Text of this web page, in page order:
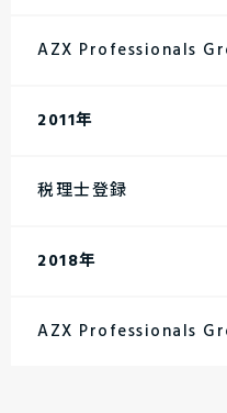
AZX Professionals
2011年
税理士登録
2018年
AZX Professionals